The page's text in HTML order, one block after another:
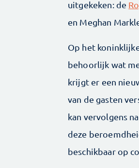
uitgekeken: de
en Meghan
Op het
behoorlijk wat
krijgt er een
van de gasten
kan vervolgens
deze
beschikbaar op